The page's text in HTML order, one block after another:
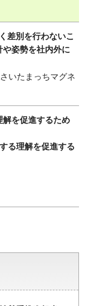
差別を行わないこ
や姿勢を社内外に
いたまっちマグネ
解を促進するため
る理解を促進する